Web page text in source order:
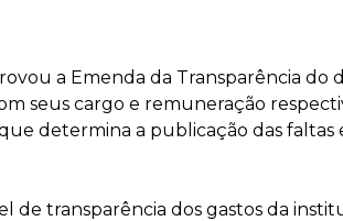
a Emenda da Transparência
seus cargo e remuneração
determina a publicação das
transparência dos gastos da